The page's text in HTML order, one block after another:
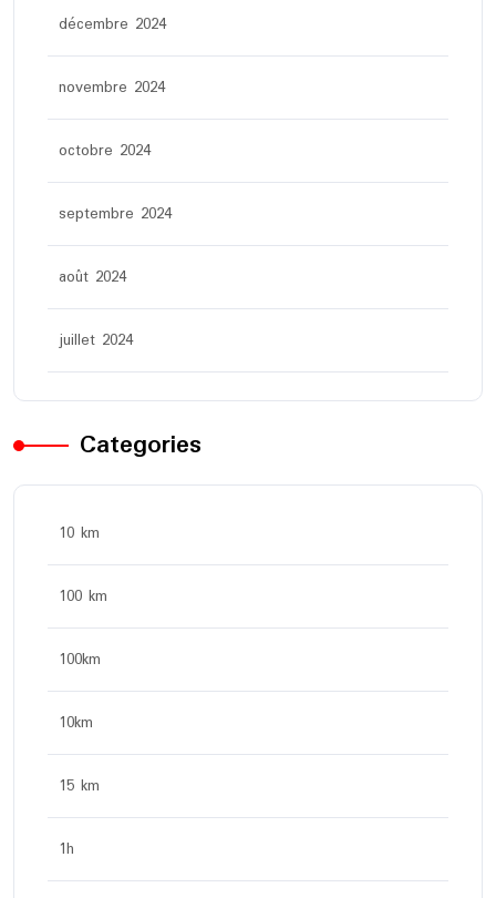
décembre 2024
novembre 2024
octobre 2024
septembre 2024
août 2024
juillet 2024
Categories
10 km
100 km
100km
10km
15 km
1h